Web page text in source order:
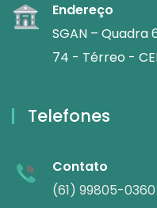
Endereço
SGAN – Quadra
74 - Térreo -
Telefones
Contato
(61) 99805-